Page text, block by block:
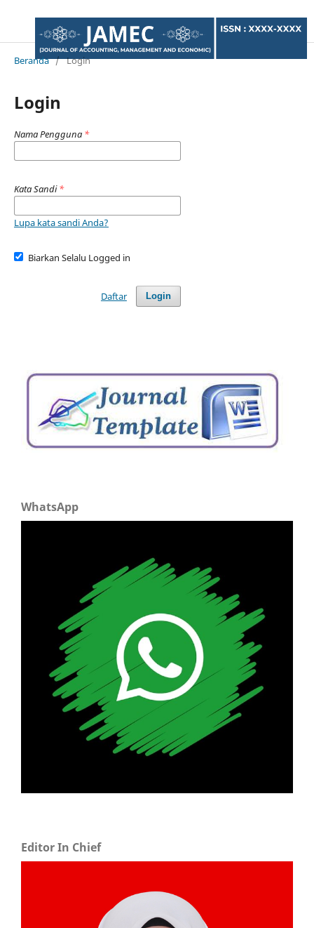
Beranda / Login
Login
Nama Pengguna *
Kata Sandi*
Lupa kata sandi Anda?
Biarkan Selalu Logged in
Login
Daftar
WhatsApp
Editor In Chief